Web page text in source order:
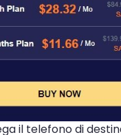
il telefono di